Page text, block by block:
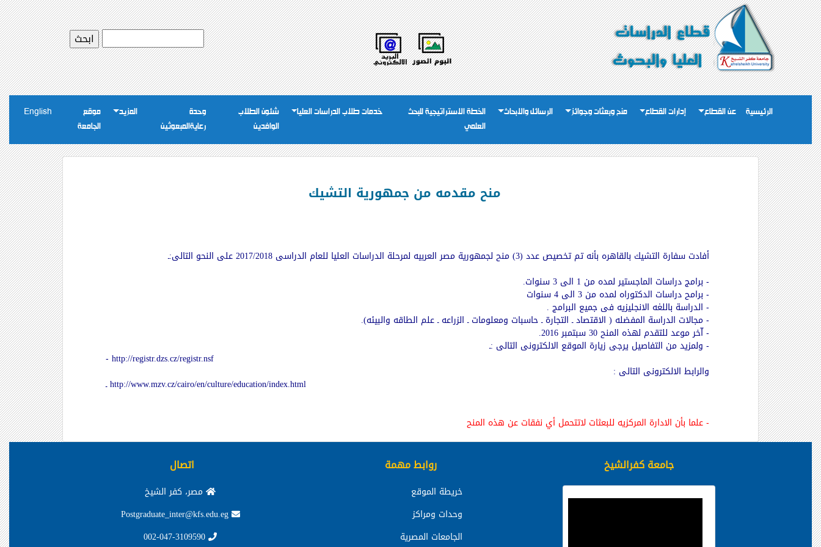
الرئيسية عن القطاع إدارات القطاع منح وبعثات وجوائز الرسائل والابحاث
الخطة الاستراتيجية للبحث
العلمي
خدمات طلاب الدراسات العليا
شئون الطلاب
الوافدين
وحدة
رعايةالمبعوثين
المزيد
موقع
الجامعة
English
منح مقدمه من جمهورية التشيك
أفادت سفارة التشيك بالقاهره بأنه تم تخصيص عدد (3) منح لجمهورية مصر العربيه لمرحلة الدراسات العليا للعام الدراسى 2017/2018 على النحو التالى:ـ
- برامج دراسات الماجستير لمده من 1 الى 3 سنوات.
- برامح دراسات الدكتوراه لمده من 3 الى 4 سنوات
- الدراسة باللغه الانجليزيه فى جميع البرامج .
- مجالات الدراسة المفضله ( الاقتصاد ـ التجارة ـ حاسبات ومعلومات ـ الزراعه ـ علم الطاقه والبيئه).
- اّخر موعد للتقدم لهذه المنح 30 سبتمبر 2016.
- ولمزيد من التفاصيل يرجى زيارة الموقع الالكترونى التالى :ـ
- http://registr.dzs.cz/registr.nsf
والرابط الالكترونى التالى :
ـhttp://www.mzv.cz/cairo/en/culture/education/index.html
- علما بأن الادارة المركزيه للبعثات لاتتحمل أي نفقات عن هذه المنح
جامعة كفرالشيخ روابط مهمة
خريطة الموقع
وحدات ومراكز
الجامعات المصرية
اتصال
مصر، كفر الشيخ
Postgraduate_inter@kfs.edu.eg